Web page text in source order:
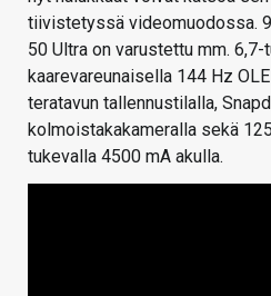
tiivistetyssä videomuodossa.
50 Ultra on varustettu mm.
kaarevareunaisella 144 Hz
teratavun tallennustilalla,
kolmoistakakameralla sekä
tukevalla 4500 mA akulla.